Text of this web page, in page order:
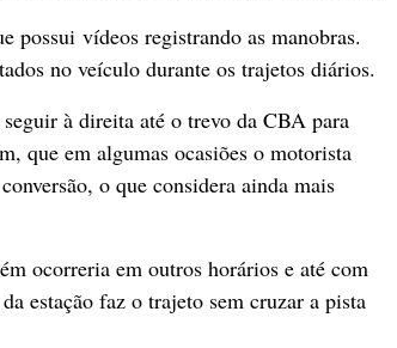
possui vídeos registrando as manobras.
no veículo durante os trajetos diários.
à direita até o trevo da CBA para
que em algumas ocasiões o motorista
o que considera ainda mais
ocorreria em outros horários e até com
estação faz o trajeto sem cruzar a pista